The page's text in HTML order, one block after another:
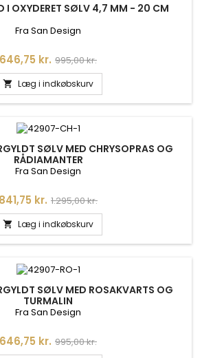
I OXYDERET SØLV 4,7 MM - 20 CM
Fra San Design
Pris
646,75 kr. Normalpris
995,00 kr.
 Læg i indkøbskurv
SØLV MED CHRYSOPRAS OG
RÅDIAMANTER
Fra San Design
Pris
841,75 kr. Normalpris
1.295,00 kr.
 Læg i indkøbskurv
SØLV MED ROSAKVARTS OG
TURMALIN
Fra San Design
Pris
646,75 kr. Normalpris
995,00 kr.